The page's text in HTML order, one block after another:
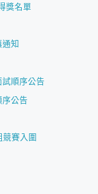
獎名單
知
順序公告
公告
競賽入圍